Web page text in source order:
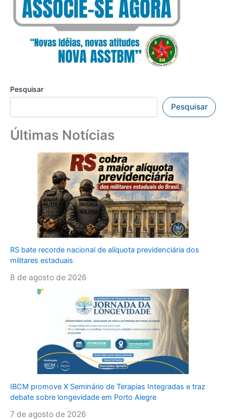
Pesquisar
Pesquisar
Últimas Notícias
RS bate recorde nacional de alíquota previdenciária dos
militares estaduais
8 de agosto de 2026
IBCM promove X Seminário de Terapias Integradas e traz
debate sobre longevidade em Porto Alegre
7 de agosto de 2026